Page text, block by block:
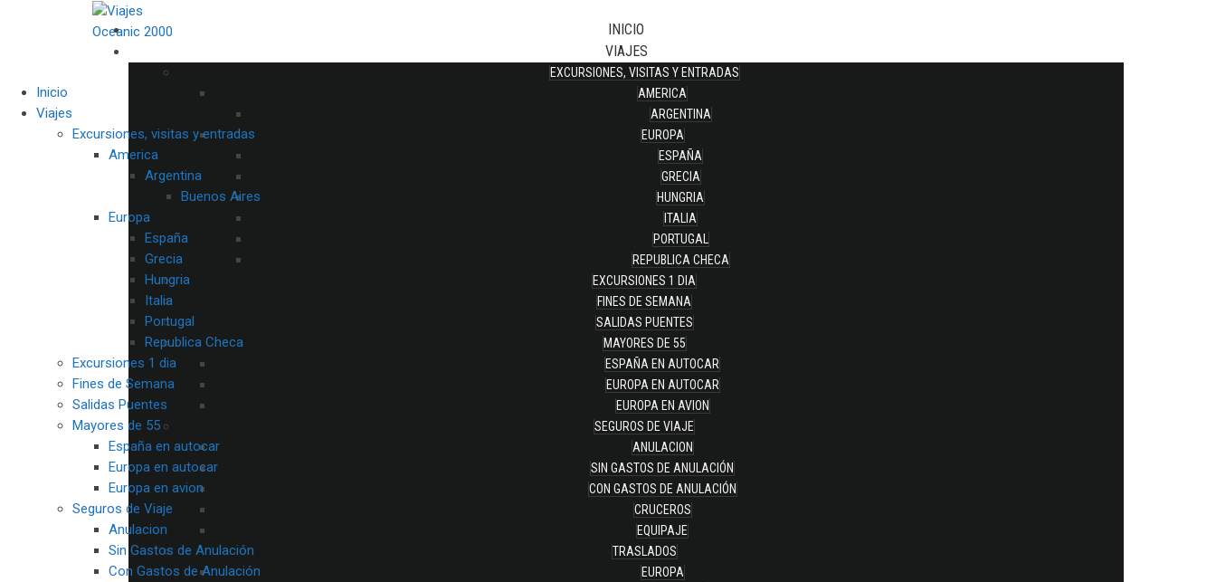
INICIO
VIAJES
EXCURSIONES, VISITAS Y ENTRADAS
AMERICA
ARGENTINA
EUROPA
ESPAÑA
GRECIA
HUNGRIA
ITALIA
PORTUGAL
REPUBLICA CHECA
EXCURSIONES 1 DIA
FINES DE SEMANA
SALIDAS PUENTES
MAYORES DE 55
ESPAÑA EN AUTOCAR
EUROPA EN AUTOCAR
EUROPA EN AVION
SEGUROS DE VIAJE
ANULACION
SIN GASTOS DE ANULACIÓN
CON GASTOS DE ANULACIÓN
CRUCEROS
EQUIPAJE
TRASLADOS
EUROPA
Inicio
Viajes
Excursiones, visitas y entradas
America
Argentina
Buenos Aires
Europa
España
Grecia
Hungria
Italia
Portugal
Republica Checa
Excursiones 1 dia
Fines de Semana
Salidas Puentes
Mayores de 55
España en autocar
Europa en autocar
Europa en avion
Seguros de Viaje
Anulacion
Sin Gastos de Anulación
Con Gastos de Anulación